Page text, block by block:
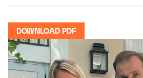
DOWNLOAD PDF